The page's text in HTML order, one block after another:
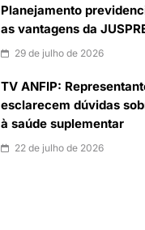
Planejamento
as vantagens da
29 de julho de 2026
TV ANFIP:
esclarecem dúvidas
à saúde suplementar
22 de julho de 2026